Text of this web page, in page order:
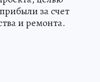
за счет
и ремонта.